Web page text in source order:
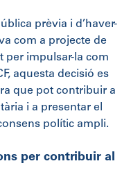
prèvia i d’haver-
com a projecte de
per impulsar-la com
aquesta decisió es
que pot contribuir a
i a presentar el
polític ampli.
per contribuir al